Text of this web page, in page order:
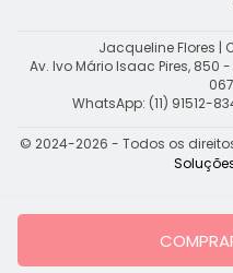
Jacqueline Flores |
Av. Ivo Mário Isaac Pires,
WhatsApp: (11) 91512-
© 2024-2026 - Todos os